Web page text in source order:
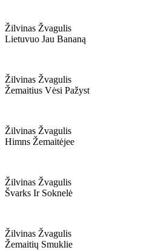
Žilvinas Žvagulis
Lietuvuo Jau Bananą
Žilvinas Žvagulis
Žemaitius Vėsi Pažyst
Žilvinas Žvagulis
Himns Žemaitėjee
Žilvinas Žvagulis
Švarks Ir Soknelė
Žilvinas Žvagulis
Žemaitių Smuklie